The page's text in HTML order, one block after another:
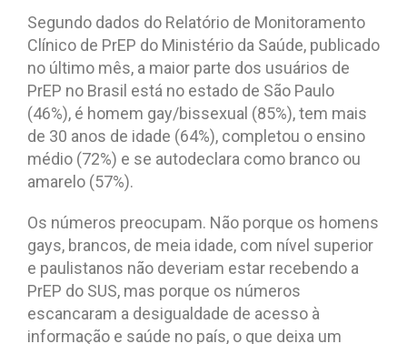
Segundo dados do Relatório de Monitoramento
Clínico de PrEP do Ministério da Saúde, publicado
no último mês, a maior parte dos usuários de
PrEP no Brasil está no estado de São Paulo
(46%), é homem gay/bissexual (85%), tem mais
de 30 anos de idade (64%), completou o ensino
médio (72%) e se autodeclara como branco ou
amarelo (57%).
Os números preocupam. Não porque os homens
gays, brancos, de meia idade, com nível superior
e paulistanos não deveriam estar recebendo a
PrEP do SUS, mas porque os números
escancaram a desigualdade de acesso à
informação e saúde no país, o que deixa um